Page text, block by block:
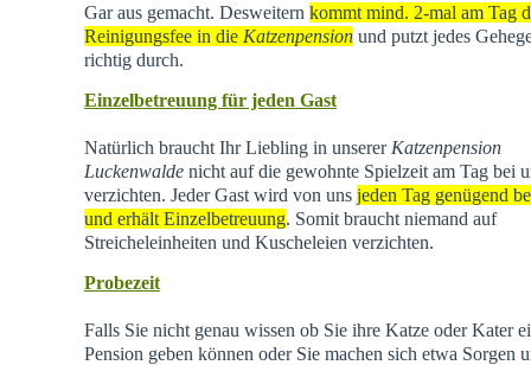
Gar aus gemacht. Desweitern kommt mind. 2-mal am Tag
Reinigungsfee in die Katzenpensionund putzt jedes
richtig durch.
Einzelbetreuung für jeden Gast
Natürlich braucht Ihr Liebling in unserer Katzenpension
Luckenwaldenicht auf die gewohnte Spielzeit am Tag bei
verzichten. Jeder Gast wird von uns jeden Tag genügend
und erhält Einzelbetreuung. Somit braucht niemand auf
Streicheleinheiten und Kuscheleien verzichten.
Probezeit
Falls Sie nicht genau wissen ob Sie ihre Katze oder Kater
Pension geben können oder Sie machen sich etwa Sorgen